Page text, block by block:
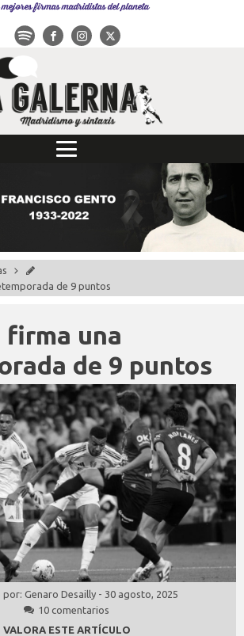
firmas madridistas del planeta
de 9 puntos
firma una
de 9 puntos
por: Genaro Desailly - 30 agosto, 2025
10 comentarios
VALORA ESTE ARTÍCULO